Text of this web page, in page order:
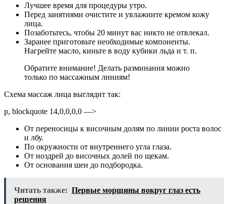
Лучшее время для процедуры утро.
Перед занятиями очистите и увлажните кремом кожу
лица.
Позаботьтесь, чтобы 20 минут вас никто не отвлекал.
Заранее приготовьте необходимые компоненты.
Нагрейте масло, киньте в воду кубики льда и т. п.
Обратите внимание! Делать разминания можно
только по массажным линиям!
Схема массаж лица выглядит так:
p, blockquote 14,0,0,0,0 —>
От переносицы к височным долям по линии роста волос
и лбу.
По окружности от внутреннего угла глаза.
От ноздрей до височных долей по щекам.
От основания шеи до подбородка.
Читать также: Первые морщины вокруг глаз есть
решения